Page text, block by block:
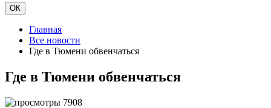
ОК
Главная
Все новости
Где в Тюмени обвенчаться
Где в Тюмени обвенчаться
7908